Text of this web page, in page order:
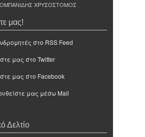
ΧΡΥΣΟΣΤΟΜΟΣ
μας!
στο RSS Feed
μας στο Twitter
μας στο Facebook
μας μέσω Mail
Δελτίο